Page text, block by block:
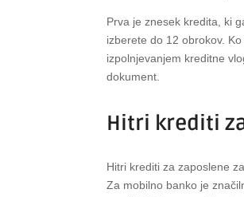
Prva je znesek kredita, ki
izberete do 12 obrokov.
izpolnjevanjem kreditne
dokument.
Hitri krediti
Hitri krediti za zaposlene
Za mobilno banko je